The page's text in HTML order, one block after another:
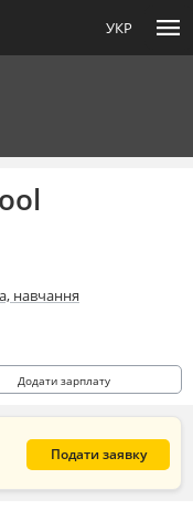
УКР menu
навчання
Додати зарплату
Подати заявку